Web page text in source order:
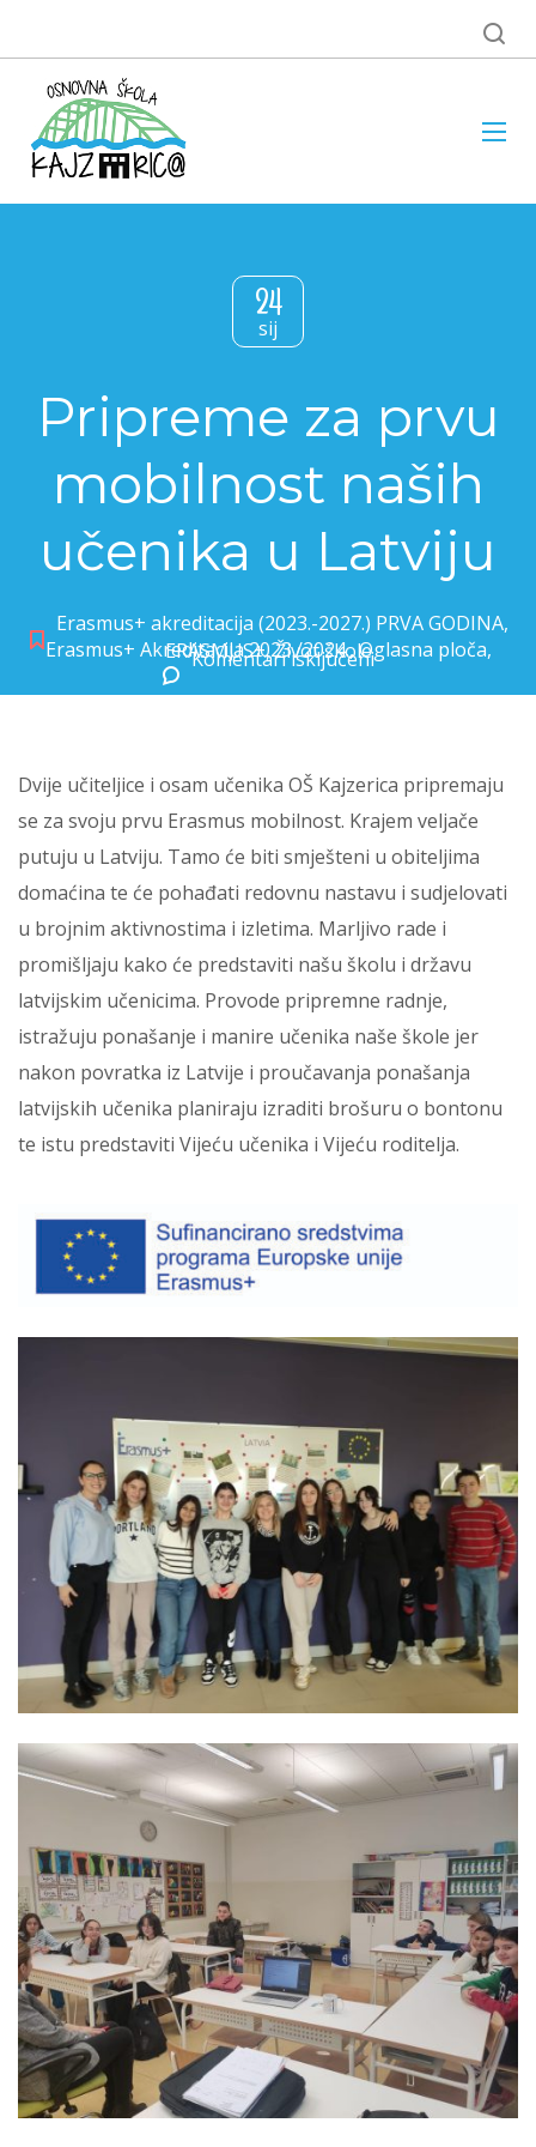
24
sij
Pripreme za prvu
mobilnost naših
učenika u Latviju
Erasmus+ akreditacija (2023.-2027.) PRVA GODINA,
Erasmus+ Akreditacija 2023./2024.,Oglasna ploča,
ERASMUS+,Život škole
Komentari isključeniza Pripreme za prvu mobilnost naših učenika u Latviju
Dvije učiteljice i osam učenika OŠ Kajzerica pripremaju
se za svoju prvu Erasmus mobilnost. Krajem veljače
putuju u Latviju. Tamo će biti smješteni u obiteljima
domaćina te će pohađati redovnu nastavu i sudjelovati
u brojnim aktivnostima i izletima. Marljivo rade i
promišljaju kako će predstaviti našu školu i državu
latvijskim učenicima. Provode pripremne radnje,
istražuju ponašanje i manire učenika naše škole jer
nakon povratka iz Latvije i proučavanja ponašanja
latvijskih učenika planiraju izraditi brošuru o bontonu
te istu predstaviti Vijeću učenika i Vijeću roditelja.